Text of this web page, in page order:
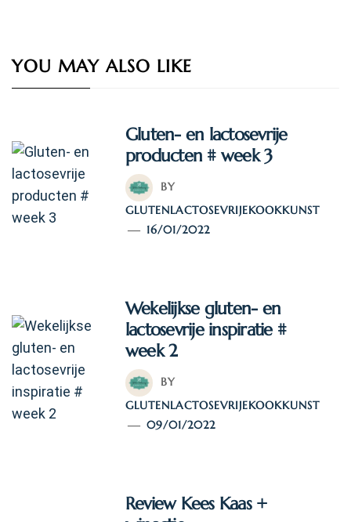
YOU MAY ALSO LIKE
Gluten- en lactosevrije
producten # week 3
BY
GLUTENLACTOSEVRIJEKOOKKUNST
16/01/2022
Wekelijkse gluten- en
lactosevrije inspiratie #
week 2
BY
GLUTENLACTOSEVRIJEKOOKKUNST
09/01/2022
Review Kees Kaas +